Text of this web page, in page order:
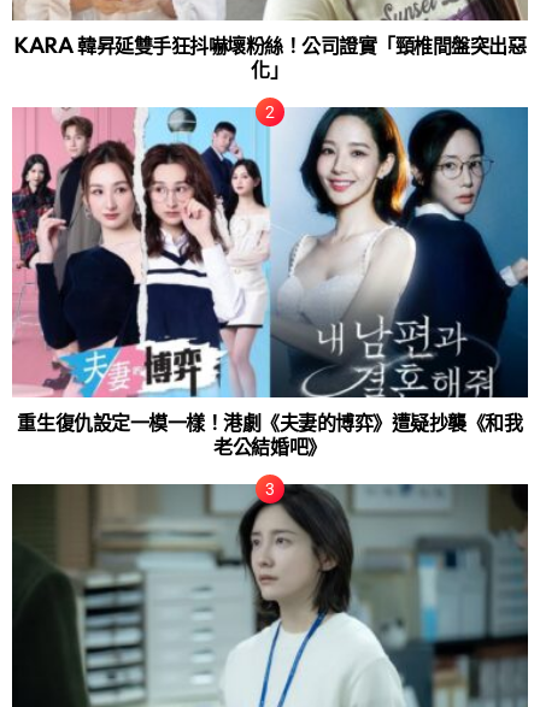
KARA 韓昇延雙手狂抖嚇壞粉絲！公司證實「頸椎間盤突出惡
化」
重生復仇設定一模一樣！港劇《夫妻的博弈》遭疑抄襲《和我
老公結婚吧》